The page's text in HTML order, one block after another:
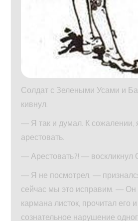
Солдат с Зелеными Усами и
кивнул.
— Я так и думал. К сожалении,
арестовать.
— Арестовать?! — воскликнул
— Я не посмотрел, —
сейчас мы это исправим. —
кармана листок, прочитал его
сознательное нарушение